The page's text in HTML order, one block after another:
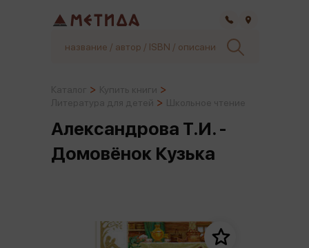
Александрова Т.И. -
Домовёнок Кузька